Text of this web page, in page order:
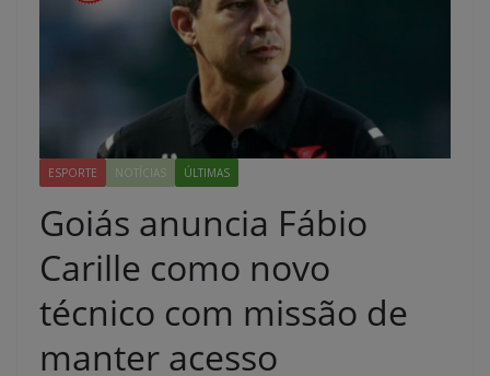
ESPORTE NOTÍCIAS ÚLTIMAS
Goiás anuncia Fábio
Carille como novo
técnico com missão de
manter acesso